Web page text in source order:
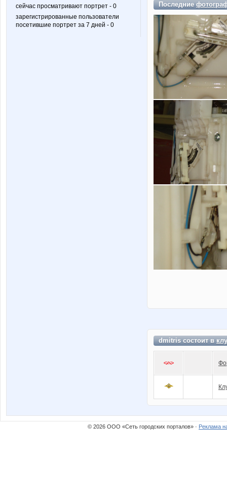
сейчас просматривают портрет - 0
зарегистрированные пользователи
посетившие портрет за 7 дней - 0
Последние
dmitris состоит в
© 2026 ООО «Сеть городских порталов» · Реклама